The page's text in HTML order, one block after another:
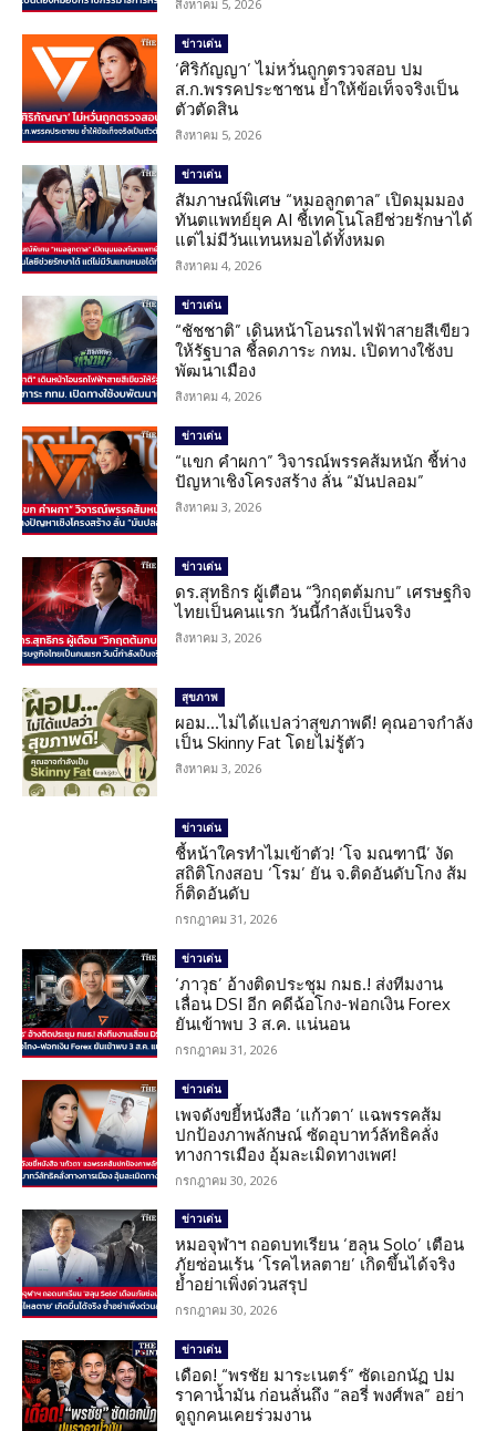
สิงหาคม 5, 2026
ข่าวเด่น
‘ศิริกัญญา’ ไม่หวั่นถูกตรวจสอบ ปม
ส.ก.พรรคประชาชน ย้ำให้ข้อเท็จจริงเป็น
ตัวตัดสิน
สิงหาคม 5, 2026
ข่าวเด่น
สัมภาษณ์พิเศษ “หมอลูกตาล” เปิดมุมมอง
ทันตแพทย์ยุค AI ชี้เทคโนโลยีช่วยรักษาได้
แต่ไม่มีวันแทนหมอได้ทั้งหมด
สิงหาคม 4, 2026
ข่าวเด่น
“ชัชชาติ” เดินหน้าโอนรถไฟฟ้าสายสีเขียว
ให้รัฐบาล ชี้ลดภาระ กทม. เปิดทางใช้งบ
พัฒนาเมือง
สิงหาคม 4, 2026
ข่าวเด่น
“แขก คำผกา” วิจารณ์พรรคส้มหนัก ชี้ห่าง
ปัญหาเชิงโครงสร้าง ลั่น “มันปลอม”
สิงหาคม 3, 2026
ข่าวเด่น
ดร.สุทธิกร ผู้เตือน “วิกฤตต้มกบ” เศรษฐกิจ
ไทยเป็นคนแรก วันนี้กำลังเป็นจริง
สิงหาคม 3, 2026
สุขภาพ
ผอม…ไม่ได้แปลว่าสุขภาพดี! คุณอาจกำลัง
เป็น Skinny Fat โดยไม่รู้ตัว
สิงหาคม 3, 2026
ข่าวเด่น
ชี้หน้าใครทำไมเข้าตัว! ‘โจ มณฑานี’ งัด
สถิติโกงสอบ ‘โรม’ ยัน จ.ติดอันดับโกง ส้ม
ก็ติดอันดับ
กรกฎาคม 31, 2026
ข่าวเด่น
‘ภาวุธ’ อ้างติดประชุม กมธ.! ส่งทีมงาน
เลื่อน DSI อีก คดีฉ้อโกง-ฟอกเงิน Forex
ยันเข้าพบ 3 ส.ค. แน่นอน
กรกฎาคม 31, 2026
ข่าวเด่น
เพจดังขยี้หนังสือ ‘แก้วตา’ แฉพรรคส้ม
ปกป้องภาพลักษณ์ ซัดอุบาทว์ลัทธิคลั่ง
ทางการเมือง อุ้มละเมิดทางเพศ!
กรกฎาคม 30, 2026
ข่าวเด่น
หมอจุฬาฯ ถอดบทเรียน ‘ฮลุน Solo’ เตือน
ภัยซ่อนเร้น ‘โรคไหลตาย’ เกิดขึ้นได้จริง
ย้ำอย่าเพิ่งด่วนสรุป
กรกฎาคม 30, 2026
ข่าวเด่น
เดือด! “พรชัย มาระเนตร์” ซัดเอกนัฏ ปม
ราคาน้ำมัน ก่อนลั่นถึง “ลอรี่ พงศ์พล” อย่า
ดูถูกคนเคยร่วมงาน